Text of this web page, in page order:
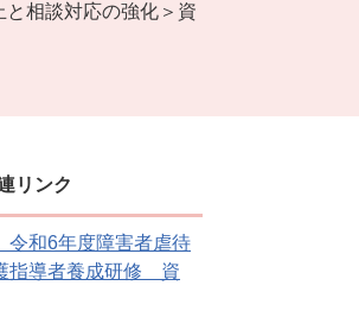
相談対応の強化＞資
リンク
令和6年度障害者虐待
指導者養成研修 資